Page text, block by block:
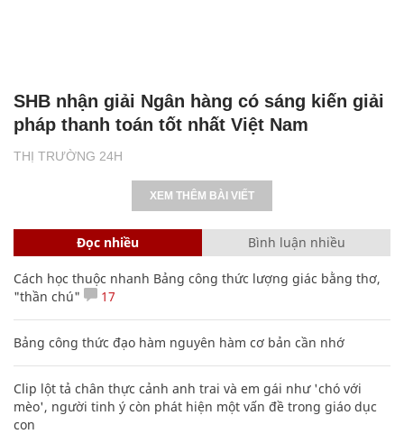
THỊ TRƯỜNG 24H
SHB nhận giải Ngân hàng có sáng kiến giải
pháp thanh toán tốt nhất Việt Nam
XEM THÊM BÀI VIẾT
Đọc nhiều Bình luận nhiều
Cách học thuộc nhanh Bảng công thức lượng giác bằng thơ,
"thần chú"
17
Bảng công thức đạo hàm nguyên hàm cơ bản cần nhớ
Clip lột tả chân thực cảnh anh trai và em gái như 'chó với
mèo', người tinh ý còn phát hiện một vấn đề trong giáo dục
con